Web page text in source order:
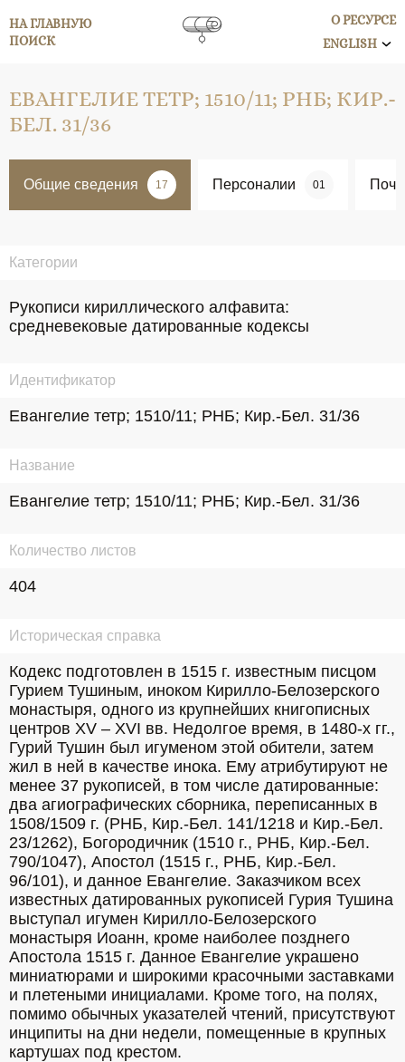
НА ГЛАВНУЮ
ПОИСК
О РЕСУРСЕ
ENGLISH
ЕВАНГЕЛИЕ ТЕТР; 1510/11; РНБ; КИР.-
БЕЛ. 31/36
Общие сведения 17 Персоналии 01
Категории
Рукописи кириллического алфавита:
средневековые датированные кодексы
Идентификатор
Евангелие тетр; 1510/11; РНБ; Кир.-Бел. 31/36
Название
Евангелие тетр; 1510/11; РНБ; Кир.-Бел. 31/36
Количество листов
404
Историческая справка
Кодекс подготовлен в 1515 г. известным писцом
Гурием Тушиным, иноком Кирилло-Белозерского
монастыря, одного из крупнейших книгописных
центров XV – XVI вв. Недолгое время, в 1480-х гг.,
Гурий Тушин был игуменом этой обители, затем
жил в ней в качестве инока. Ему атрибутируют не
менее 37 рукописей, в том числе датированные:
два агиографических сборника, переписанных в
1508/1509 г. (РНБ, Кир.-Бел. 141/1218 и Кир.-Бел.
23/1262), Богородичник (1510 г., РНБ, Кир.-Бел.
790/1047), Апостол (1515 г., РНБ, Кир.-Бел.
96/101), и данное Евангелие. Заказчиком всех
известных датированных рукописей Гурия Тушина
выступал игумен Кирилло-Белозерского
монастыря Иоанн, кроме наиболее позднего
Апостола 1515 г. Данное Евангелие украшено
миниатюрами и широкими красочными заставками
и плетеными инициалами. Кроме того, на полях,
помимо обычных указателей чтений, присутствуют
инципиты на дни недели, помещенные в крупных
картушах под крестом.